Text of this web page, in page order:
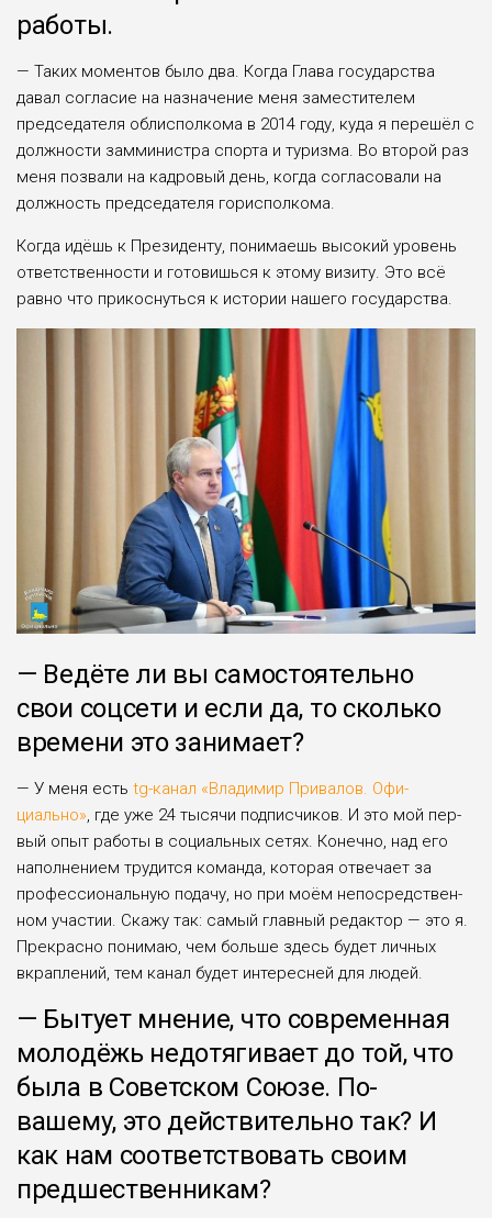
работы.
— Таких моментов было два. Когда Глава государ­ства
давал согласие на назна­чение меня заместителем
председателя облисполкома в 2014 году, куда я перешёл с
должности замминистра спорта и туризма. Во второй раз
меня позвали на кадро­вый день, когда согласовали на
должность председателя горисполкома.
Когда идёшь к Прези­денту, понимаешь высокий уровень
ответственности и готовишься к этому визиту. Это всё
равно что прикос­нуться к истории нашего государства.
— Ведёте ли вы само­стоятельно
свои соцсети и если да, то сколько
времени это занимает?
— У меня есть tg-канал «Владимир Привалов. Офи­
циально», где уже 24 тысячи подписчиков. И это мой пер­
вый опыт работы в соци­альных сетях. Конечно, над его
наполнением трудится команда, которая отвечает за
профессиональную подачу, но при моём непосредствен­
ном участии. Скажу так: самый главный редактор — это я.
Прекрасно понимаю, чем больше здесь будет лич­ных
вкраплений, тем канал будет интересней для людей.
— Бытует мнение, что современная
моло­дёжь недотягивает до той, что
была в Советском Сою­зе. По-
вашему, это действи­тельно так? И
как нам соот­ветствовать своим
предше­ственникам?